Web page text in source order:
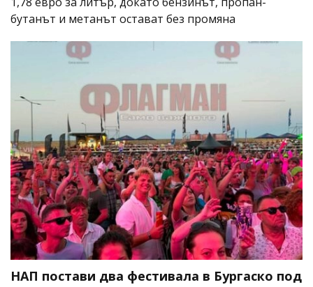
бутанът и метанът остават без промяна
НАП постави два фестивала в Бургаско под